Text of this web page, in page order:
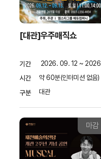
[대관]우주매직쇼
기간
2026. 09. 12 ~ 2026. 09. 13
시간
약 60분(인터미션 없음)
구분
대관
마감